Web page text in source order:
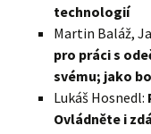
technologií
Martin Baláž,
pro práci s
svému; jako
Lukáš Hosnedl:
Ovládněte i